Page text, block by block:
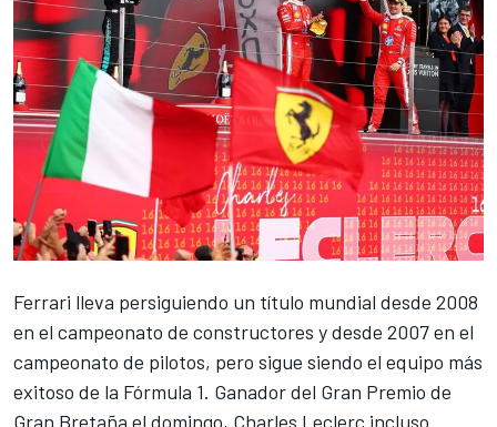
Ferrari lleva persiguiendo un título mundial desde 2008
en el campeonato de constructores y desde 2007 en el
campeonato de pilotos, pero sigue siendo el equipo más
exitoso de la Fórmula 1. Ganador del Gran Premio de
Gran Bretaña el domingo, Charles Leclerc incluso